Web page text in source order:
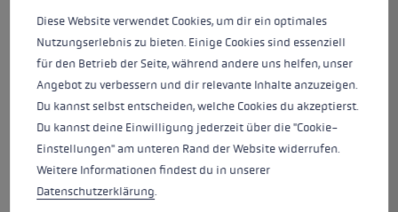
neu entwickeltem Pro G PAS
Griff bietet hervorragenden Grip
und einen besonders engen
Kraftschluss zwischen Hand und
Stock. Die Schlaufe mit
Verstellfunktion lässt sich ganz
Aluminium HTS 6.0 und der
Diese Website verwendet Cookies, um dir ein optimales
Nutzungserlebnis zu bieten. Einige Cookies sind essenziell
für den Betrieb der Seite, während andere uns helfen, unser
Angebot zu verbessern und dir relevante Inhalte anzuzeigen.
Du kannst selbst entscheiden, welche Cookies du akzeptierst.
Du kannst deine Einwilligung jederzeit über die "Cookie-
Einstellungen" am unteren Rand der Website widerrufen.
Weitere Informationen findest du in unserer
Datenschutzerklärung.